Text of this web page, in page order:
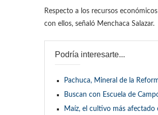
Respecto a los recursos
con ellos, señaló Menchaca Salazar.
Podría interesarte...
Pachuca, Mineral de la
Buscan con Escuela de
Maíz, el cultivo más